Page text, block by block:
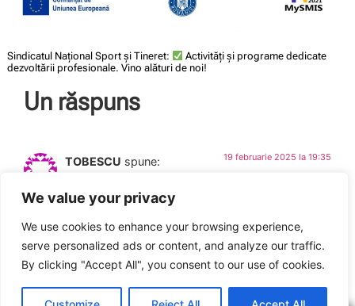
We value your privacy
We use cookies to enhance your browsing experience,
serve personalized ads or content, and analyze our traffic.
By clicking "Accept All", you consent to our use of cookies.
Sindicatul Național Sport și Tineret:
Activități și programe dedicate
dezvoltării profesionale. Vino alături de noi!
Un răspuns
TOBESCU spune: 19 februarie 2025 la 19:35
Cate ore de curs sunt alocate fiecarei sectiuni? Cursurile
cu prezenta fizica unde se tin si cand incep?
ARTICOLUL ANTERIOR
Restaurant Casa Românească ATENEU – partener SNST